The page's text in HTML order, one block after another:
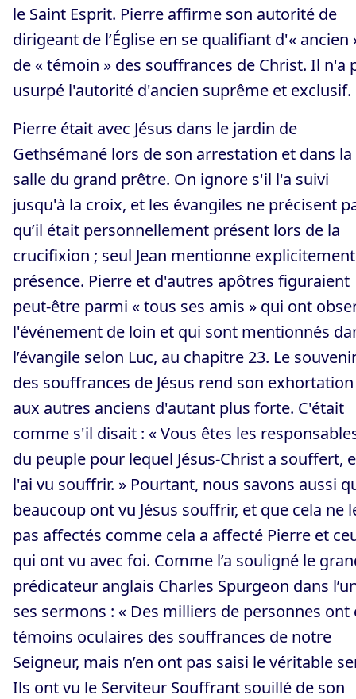
le Saint Esprit. Pierre affirme son autorité de
dirigeant de l’Église en se qualifiant d'« ancien
de « témoin » des souffrances de Christ. Il n'a
usurpé l'autorité d'ancien suprême et exclusif.
Pierre était avec Jésus dans le jardin de
Gethsémané lors de son arrestation et dans la
salle du grand prêtre. On ignore s'il l'a suivi
jusqu'à la croix, et les évangiles ne précisent
qu’il était personnellement présent lors de la
crucifixion ; seul Jean mentionne
présence. Pierre et d'autres apôtres figuraient
peut-être parmi « tous ses amis » qui ont
l'événement de loin et qui sont mentionnés
l’évangile selon Luc, au chapitre 23. Le
des souffrances de Jésus rend son exhortation
aux autres anciens d'autant plus forte. C'était
comme s'il disait : « Vous êtes les
du peuple pour lequel Jésus-Christ a souffert,
l'ai vu souffrir. » Pourtant, nous savons aussi
beaucoup ont vu Jésus souffrir, et que cela ne
pas affectés comme cela a affecté Pierre et
qui ont vu avec foi. Comme l’a souligné le
prédicateur anglais Charles Spurgeon dans
ses sermons : « Des milliers de personnes ont
témoins oculaires des souffrances de notre
Seigneur, mais n’en ont pas saisi le véritable
Ils ont vu le Serviteur Souffrant souillé de son